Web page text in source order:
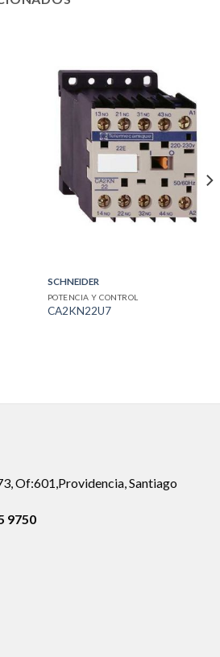
SCHNEIDER
POTENCIA Y CONTROL
CA2KN22U7
Of:601,Providencia, Santiago
9750